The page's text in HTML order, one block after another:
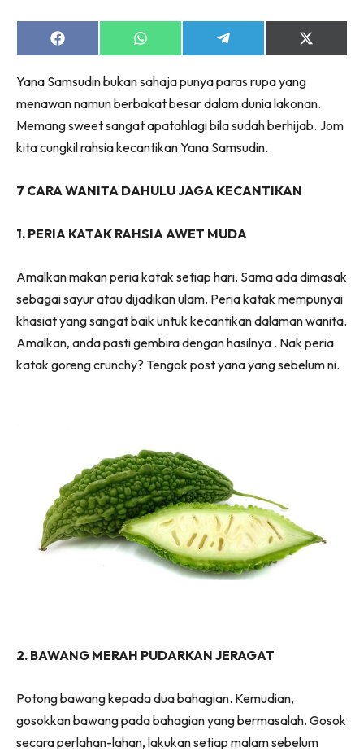
Share
on
Share
on
Share
on
Share
on
(Twitter)
Yana Samsudin bukan sahaja punya paras rupa yang
menawan namun berbakat besar dalam dunia lakonan.
Memang sweet sangat apatahlagi bila sudah berhijab. Jom
kita cungkil rahsia kecantikan Yana Samsudin.
7 CARA WANITA DAHULU JAGA KECANTIKAN
1. PERIA KATAK RAHSIA AWET MUDA
Amalkan makan peria katak setiap hari. Sama ada dimasak
sebagai sayur atau dijadikan ulam. Peria katak mempunyai
khasiat yang sangat baik untuk kecantikan dalaman wanita.
Amalkan, anda pasti gembira dengan hasilnya . Nak peria
katak goreng crunchy? Tengok post yana yang sebelum ni.
2. BAWANG MERAH PUDARKAN JERAGAT
Potong bawang kepada dua bahagian. Kemudian,
gosokkan bawang pada bahagian yang bermasalah. Gosok
secara perlahan-lahan, lakukan setiap malam sebelum